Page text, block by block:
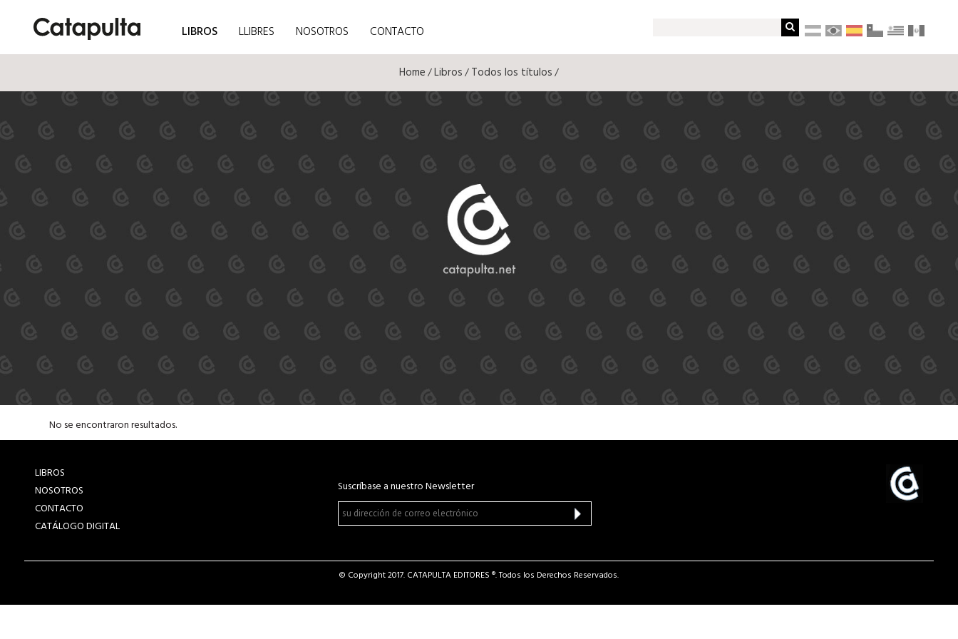
LIBROS LLIBRES NOSOTROS CONTACTO
Home/Libros/Todos los títulos/
No se encontraron resultados.
LIBROS
NOSOTROS
CONTACTO
CATÁLOGO DIGITAL
Suscríbase a nuestro Newsletter
© Copyright 2017. CATAPULTA EDITORES ®. Todos los Derechos Reservados.